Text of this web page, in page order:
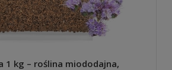
1 kg – roślina miododajna,